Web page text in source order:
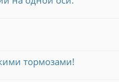
тормозами!